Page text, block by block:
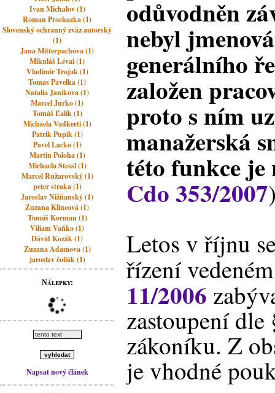
Ivan Michalov (1)
Roman Prochazka (1)
Slovenský ochranný zväz autorský
(1)
Jana Mitterpachova (1)
Mikuláš Lévai (1)
Vladimir Trojak (1)
Tomas Pavelka (1)
Natalia Janikova (1)
Marcel Jurko (1)
Tomáš Ľalík (1)
Michaela Vadkerti (1)
Patrik Pupík (1)
Pavel Lacko (1)
Martin Poloha (1)
Michaela Stessl (1)
Marcel Ružarovský (1)
peter straka (1)
Jaroslav Nižňanský (1)
Zuzana Klincová (1)
Tomáš Korman (1)
Viliam Vaňko (1)
Dávid Kozák (1)
Zuzana Adamova (1)
jaroslav čollák (1)
Nálepky:
Napsat nový článek
odůvodněn
nebyl
generálního
založen
proto s ním
manažerská
této funkce je
Cdo 353/2007
Letos v říjnu
řízení
11/2006
zastoupení
zákoníku. Z
je vhodné